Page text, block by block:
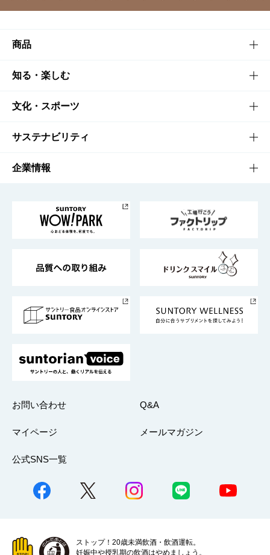
商品
商品TOP
商品一覧
商品発売情報
栄養成分一覧
知る・楽しむ
知る・楽しむTOP
キャンペーン
工場見学
地域情報
文化・スポーツ
文化・スポーツTOP
サントリーホール
サントリーサンバーズ大阪
サステナビリティ
サステナビリティTOP
サントリーが考えるサステナビリティ経営
企業情報
企業概要
採用情報
お問い合わせ Q&A
マイページ メールマガジン
公式SNS一覧
ストップ！20歳未満飲酒・飲酒運転。
妊娠中や授乳期の飲酒はやめましょう。